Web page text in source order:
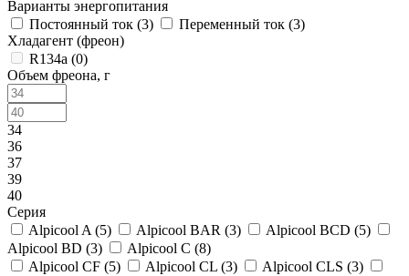
Варианты энергопитания
Постоянный ток (3) Переменный ток (3)
Хладагент (фреон)
R134a (0)
Объем фреона, г
34
36
37
39
40
Серия
Alpicool A (5) Alpicool BAR (3) Alpicool BCD (5)
Alpicool BD (3) Alpicool C (8)
Alpicool CF (5) Alpicool CL (3) Alpicool CLS (3)